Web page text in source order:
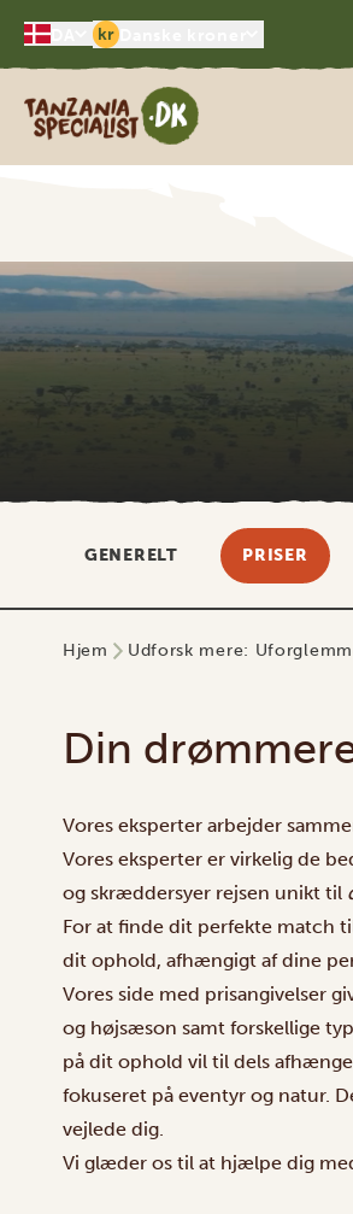
kr
Tanzania Specialist
GENERELT PRISER
Hjem Udforsk mere:
Din
Vores eksperter arbejder
Vores eksperter er virkelig de
og skræddersyer rejsen unikt til
For at finde dit perfekte match
dit ophold, afhængigt af dine
Vores side med prisangivelser
og højsæson samt forskellige
på dit ophold vil til dels
fokuseret på eventyr og natur.
vejlede dig.
Vi glæder os til at hjælpe dig